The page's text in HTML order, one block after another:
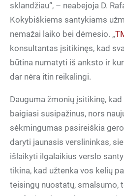
sklandžiau“, – neabejoja D.
Kokybiškiems santykiams
nemažai laiko bei dėmesio. „
konsultantas įsitikinęs, kad
būtina numatyti iš anksto ir
dar nėra itin reikalingi.
Dauguma žmonių įsitikinę,
baigiasi susipažinus, nors
sėkmingumas pasireiškia
daryti jaunasis verslininkas,
išlaikyti ilgalaikius verslo
tikina, kad užtenka vos kelių
teisingų nuostatų, smalsumo,